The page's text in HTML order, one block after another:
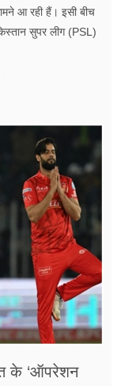
आ रही हैं। इसी बीच
सुपर लीग (PSL)
के ‘ऑपरेशन